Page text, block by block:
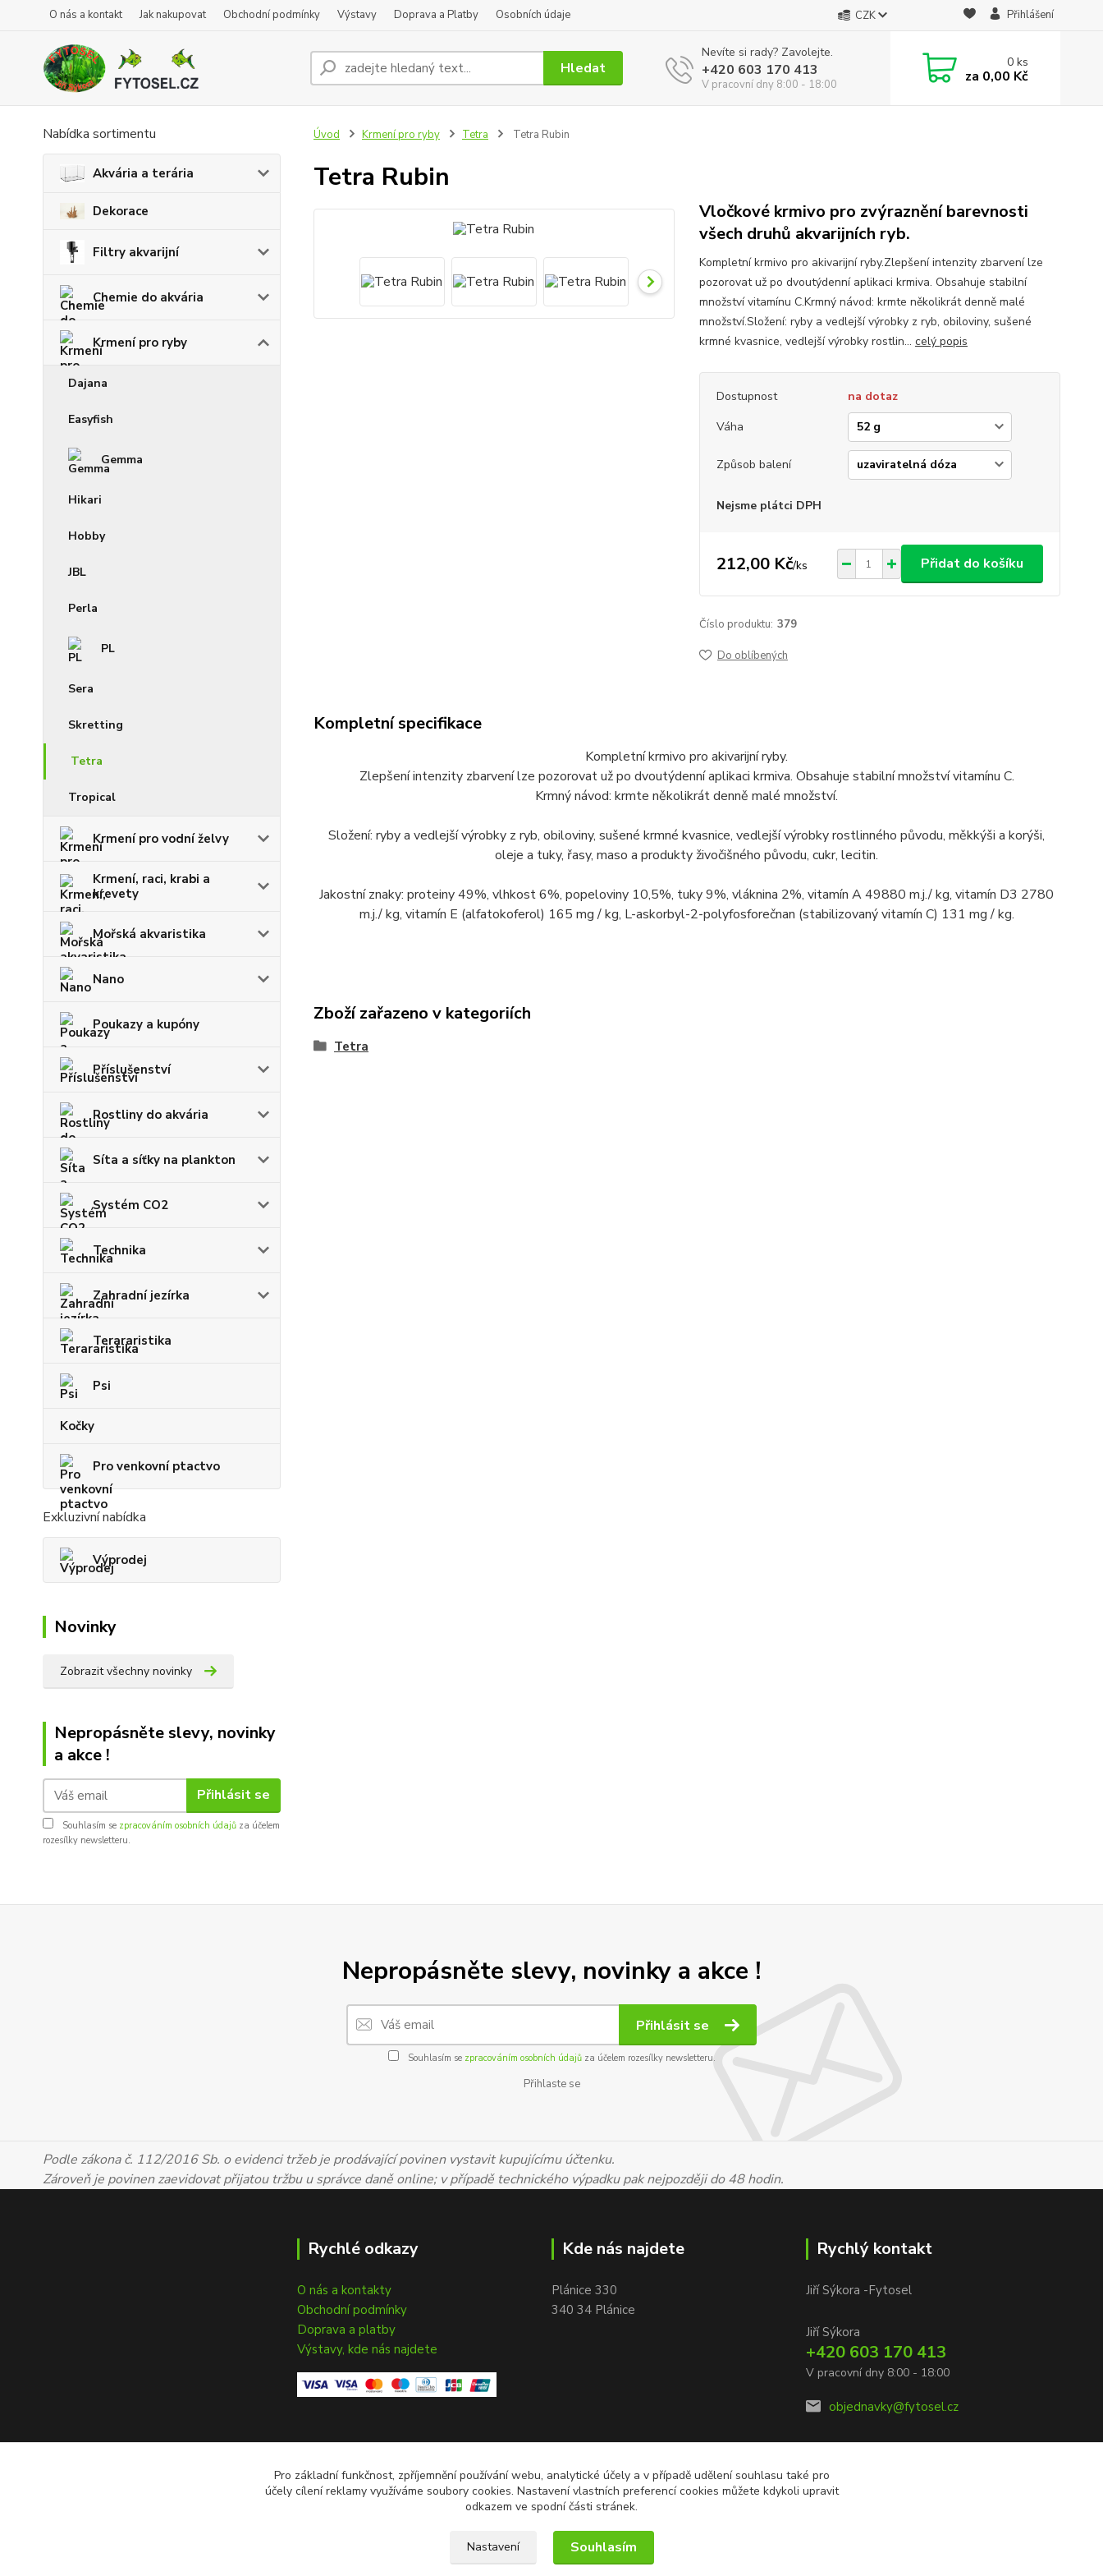
O nás a kontakt Jak nakupovat Obchodní podmínky Výstavy Doprava a Platby Osobních údaje CZK Přihlášení
Hledat
Nevíte si rady? Zavolejte.
+420 603 170 413
V pracovní dny 8:00 - 18:00
0ks
za 0,00 Kč
Nabídka sortimentu
Akvária a terária
Dekorace
Filtry akvarijní
Chemie do akvária
Krmení pro ryby
Dajana
Easyfish
Gemma
Hikari
Hobby
JBL
Perla
PL
Sera
Skretting
Tetra
Tropical
Krmení pro vodní želvy
Krmení, raci, krabi a
krevety
Mořská akvaristika
Nano
Poukazy a kupóny
Příslušenství
Rostliny do akvária
Síta a síťky na plankton
Systém CO2
Technika
Zahradní jezírka
Terararistika
Psi
Kočky
Pro venkovní ptactvo
Exkluzivní nabídka
Výprodej
Novinky
Zobrazit všechny novinky
Nepropásněte slevy, novinky
a akce !
Přihlásit se
Souhlasím se zpracováním osobních údajů za účelem
rozesílky newsletteru.
Úvod Krmení pro ryby Tetra Tetra Rubin
Tetra Rubin
Vločkové krmivo pro zvýraznění barevnosti
všech druhů akvarijních ryb.
Kompletní krmivo pro akivarijní ryby.Zlepšení intenzity zbarvení lze
pozorovat už po dvoutýdenní aplikaci krmiva. Obsahuje stabilní
množství vitamínu C.Krmný návod: krmte několikrát denně malé
množství.Složení: ryby a vedlejší výrobky z ryb, obiloviny, sušené
krmné kvasnice, vedlejší výrobky rostlin... celý popis
Dostupnost
na dotaz
Váha
Způsob balení
Nejsme plátci DPH
212,00 Kč/ks Přidat do košíku
Číslo produktu: 379
Do oblíbených
Kompletní specifikace
Kompletní krmivo pro akivarijní ryby.
Zlepšení intenzity zbarvení lze pozorovat už po dvoutýdenní aplikaci krmiva. Obsahuje stabilní množství vitamínu C.
Krmný návod: krmte několikrát denně malé množství.
Složení: ryby a vedlejší výrobky z ryb, obiloviny, sušené krmné kvasnice, vedlejší výrobky rostlinného původu, měkkýši a korýši,
oleje a tuky, řasy, maso a produkty živočišného původu, cukr, lecitin.
Jakostní znaky: proteiny 49%, vlhkost 6%, popeloviny 10,5%, tuky 9%, vláknina 2%, vitamín A 49880 m.j./ kg, vitamín D3 2780
m.j./ kg, vitamín E (alfatokoferol) 165 mg / kg, L-askorbyl-2-polyfosforečnan (stabilizovaný vitamín C) 131 mg / kg.
Zboží zařazeno v kategoriích
Tetra
Nepropásněte slevy, novinky a akce !
Přihlásit se
Souhlasím se zpracováním osobních údajůza účelem rozesílky newsletteru.
Přihlaste se
Podle zákona č. 112/2016 Sb. o evidenci tržeb je prodávající povinen vystavit kupujícímu účtenku.
Zároveň je povinen zaevidovat přijatou tržbu u správce daně online; v případě technického výpadku pak nejpozději do 48 hodin.
Rychlé odkazy
O nás a kontakty
Obchodní podmínky
Doprava a platby
Výstavy, kde nás najdete
Kde nás najdete
Plánice 330
340 34 Plánice
Rychlý kontakt
Jiří Sýkora -Fytosel
Jiří Sýkora
+420 603 170 413
V pracovní dny 8:00 - 18:00
objednavky@fytosel.cz
Pro základní funkčnost, zpříjemnění používání webu, analytické účely a v případě udělení souhlasu také pro
účely cílení reklamy využíváme soubory cookies. Nastavení vlastních preferencí cookies můžete kdykoli upravit
odkazem ve spodní části stránek.
Nastavení Souhlasím